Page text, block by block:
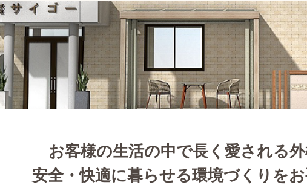
お客様の生活の中で長く愛される外
安全・快適に暮らせる環境づくりをお